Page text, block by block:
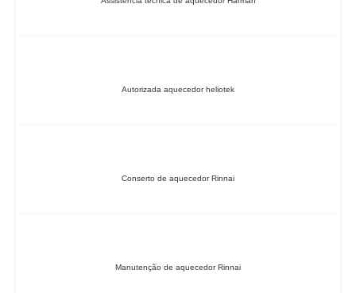
Autorizada aquecedor heliotek
Conserto de aquecedor Rinnai
Manutenção de aquecedor Rinnai